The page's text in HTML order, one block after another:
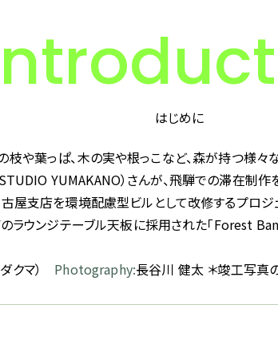
はじめに
や葉っぱ、木の実や根っこなど、森が持つ様々
YUMAKANO）さんが、飛騨での滞在制作
屋支店を環境配慮型ビルとして改修するプロジ
ラウンジテーブル天板に採用された「Forest
クマ） Photography:長谷川 健太 ＊竣工写真